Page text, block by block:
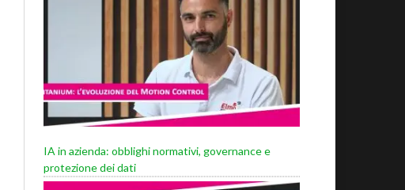
IA in azienda: obblighi normativi, governance e
protezione dei dati